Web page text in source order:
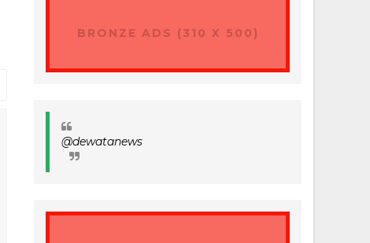
BRONZE ADS (310 X 500)
@dewatanews